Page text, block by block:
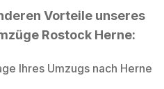
Vorteile unseres
Rostock Herne:
Ihres Umzugs nach Herne